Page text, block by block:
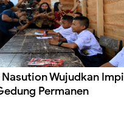
Wujudkan
Permanen